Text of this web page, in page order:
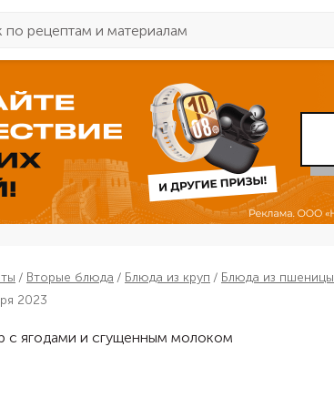
Вторые блюда Блюда из круп Блюда из пшеницы
2023